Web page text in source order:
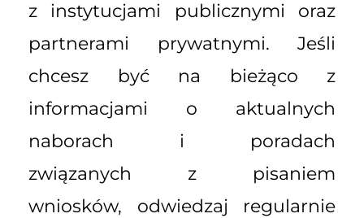
z instytucjami publicznymi oraz
partnerami prywatnymi. Jeśli
chcesz być na bieżąco z
informacjami o aktualnych
naborach i poradach
związanych z pisaniem
wniosków, odwiedzaj regularnie